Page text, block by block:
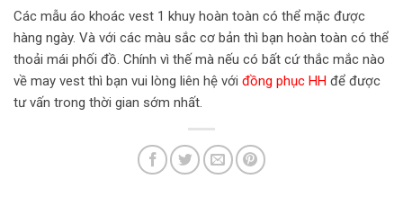
Các mẫu áo khoác vest 1 khuy hoàn toàn có thể mặc được
hàng ngày. Và với các màu sắc cơ bản thì bạn hoàn toàn có thể
thoải mái phối đồ. Chính vì thế mà nếu có bất cứ thắc mắc nào
về may vest thì bạn vui lòng liên hệ với đồng phục HH để được
tư vấn trong thời gian sớm nhất.